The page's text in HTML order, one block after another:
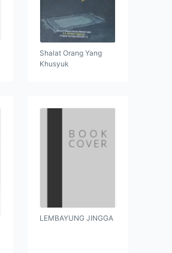
Shalat Orang Yang
Khusyuk
LEMBAYUNG JINGGA